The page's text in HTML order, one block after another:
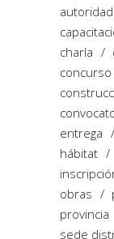
charla
concurso
entrega
hábitat
obras
provincia
sede